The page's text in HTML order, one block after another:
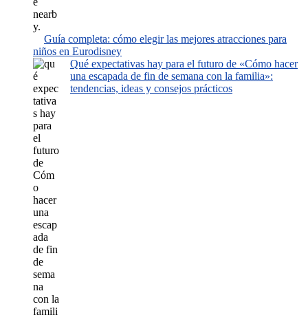
Guía completa: cómo elegir las mejores atracciones para
niños en Eurodisney
Qué expectativas hay para el futuro de «Cómo hacer
una escapada de fin de semana con la familia»:
tendencias, ideas y consejos prácticos